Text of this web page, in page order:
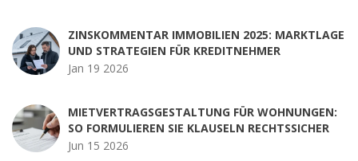
ZINSKOMMENTAR IMMOBILIEN 2025: MARKTLAGE
UND STRATEGIEN FÜR KREDITNEHMER
Jan 19 2026
MIETVERTRAGSGESTALTUNG FÜR WOHNUNGEN:
SO FORMULIEREN SIE KLAUSELN RECHTSSICHER
Jun 15 2026